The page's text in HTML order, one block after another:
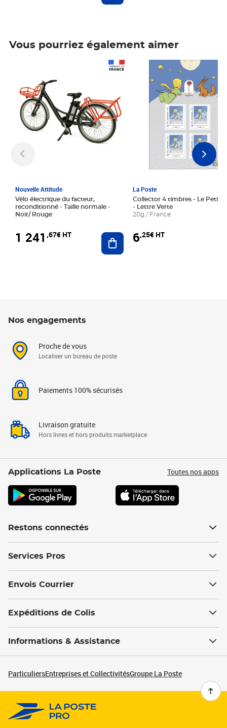
Vous pourriez également aimer
Nouvelle Attitude
Vélo électrique du facteur,
reconditionné - Taille normale -
Noir/ Rouge
1 241 ,67€ HT Ajouter au panier
La Poste
Collector 4 timbres - Le Petit
- Lettre Verte
20g / France
6,25€ HT
Prix 6,25€ HT
Nos engagements
Proche de vous
Localiser un bureau de poste
Paiements 100% sécurisés
Livraison gratuite
Hors livres et hors produits marketplace
Applications La Poste Toutes nos apps
Restons connectés
Services Pros
Envois Courrier
Expéditions de Colis
Informations & Assistance
ParticuliersEntreprises et CollectivitésGroupe La Poste